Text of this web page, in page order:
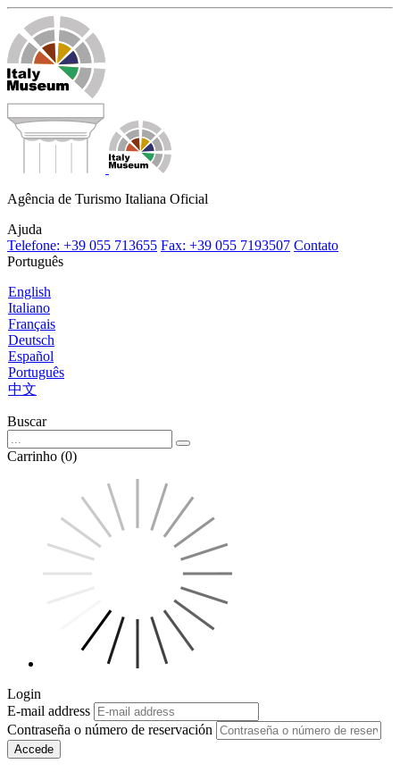
Agência de Turismo Italiana Oficial
Ajuda
Telefone: +39 055 713655 Fax: +39 055 7193507 Contato
Português
English
Italiano
Français
Deutsch
Español
Português
中文
Buscar
Carrinho (0)
Login
E-mail address
Contraseña o número de reservación
Accede